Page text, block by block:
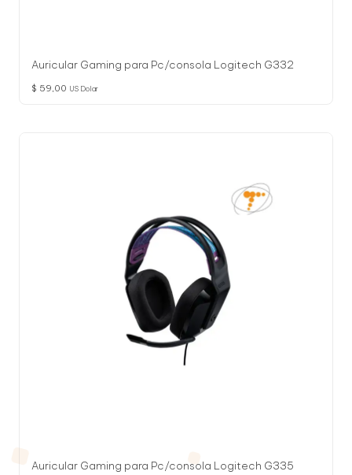
Auricular Gaming para Pc/consola Logitech G332
$ 59,00 US Dolar
Auricular Gaming para Pc/consola Logitech G335